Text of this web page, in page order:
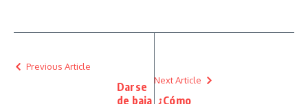
Previous Article
Darse
de baja
Next Article
¿Cómo